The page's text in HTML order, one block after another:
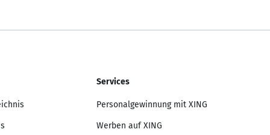
Services
Personalgewinnung mit XING
Werben auf XING